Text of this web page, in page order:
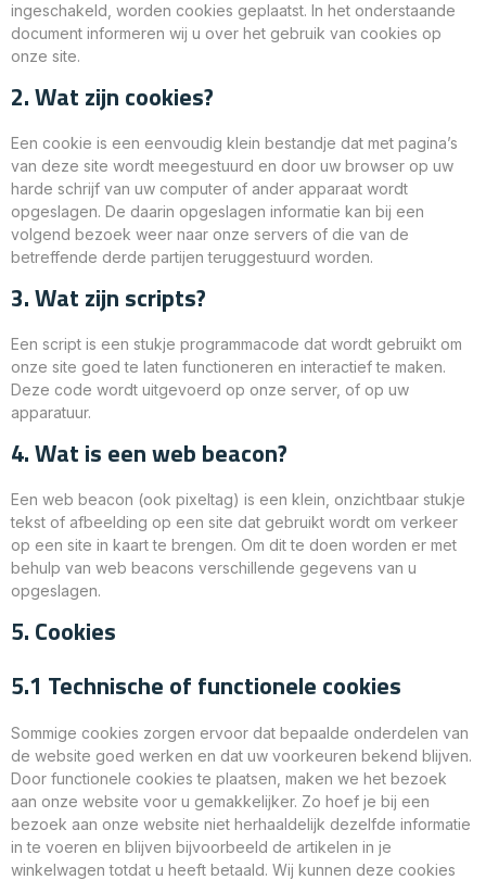
ingeschakeld, worden cookies geplaatst. In het onderstaande
document informeren wij u over het gebruik van cookies op
onze site.
2. Wat zijn cookies?
Een cookie is een eenvoudig klein bestandje dat met pagina’s
van deze site wordt meegestuurd en door uw browser op uw
harde schrijf van uw computer of ander apparaat wordt
opgeslagen. De daarin opgeslagen informatie kan bij een
volgend bezoek weer naar onze servers of die van de
betreffende derde partijen teruggestuurd worden.
3. Wat zijn scripts?
Een script is een stukje programmacode dat wordt gebruikt om
onze site goed te laten functioneren en interactief te maken.
Deze code wordt uitgevoerd op onze server, of op uw
apparatuur.
4. Wat is een web beacon?
Een web beacon (ook pixeltag) is een klein, onzichtbaar stukje
tekst of afbeelding op een site dat gebruikt wordt om verkeer
op een site in kaart te brengen. Om dit te doen worden er met
behulp van web beacons verschillende gegevens van u
opgeslagen.
5. Cookies
5.1 Technische of functionele cookies
Sommige cookies zorgen ervoor dat bepaalde onderdelen van
de website goed werken en dat uw voorkeuren bekend blijven.
Door functionele cookies te plaatsen, maken we het bezoek
aan onze website voor u gemakkelijker. Zo hoef je bij een
bezoek aan onze website niet herhaaldelijk dezelfde informatie
in te voeren en blijven bijvoorbeeld de artikelen in je
winkelwagen totdat u heeft betaald. Wij kunnen deze cookies